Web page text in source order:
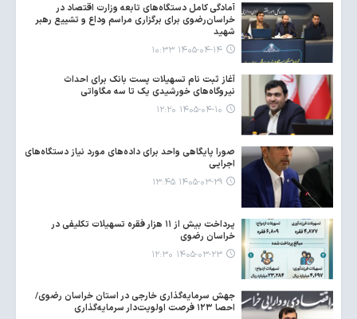
آمادگی کامل دستگاه‌های تابعه وزارت اقتصاد در
خراسان‌رضوی برای برگزاری مراسم وداع و تشییع رهبر
شهید
۱۴۰۵-۰۴-۱۴ ۱۰:۳۳
آغاز ثبت نام تسهیلات پست بانک برای احداث
نیروگاه‌های خورشیدی یک تا سه مگاواتی
۱۴۰۵-۰۴-۱۰ ۱۲:۲۰
صورا پایگاهی واحد برای داده‌های مورد نیاز دستگاه‌های
اجرایی
۱۴۰۵-۰۳-۲۹ ۱۳:۴۵
پرداخت بیش از ۱۱ هزار فقره تسهیلات تکلیفی در
خراسان رضوی
۱۴۰۵-۰۳-۲۳ ۱۲:۳۰
جهش سرمایه‌گذاری خارجی در استان خراسان رضوی/
احصا ۱۲۳ فرصت اولویت‌دار سرمایه‌گذاری